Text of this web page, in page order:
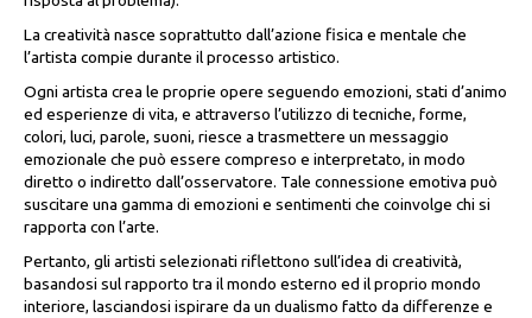
La creatività nasce soprattutto dall’azione fisica e mentale che
l’artista compie durante il processo artistico.
Ogni artista crea le proprie opere seguendo emozioni, stati d’animo
ed esperienze di vita, e attraverso l’utilizzo di tecniche, forme,
colori, luci, parole, suoni, riesce a trasmettere un messaggio
emozionale che può essere compreso e interpretato, in modo
diretto o indiretto dall’osservatore. Tale connessione emotiva può
suscitare una gamma di emozioni e sentimenti che coinvolge chi si
rapporta con l’arte.
Pertanto, gli artisti selezionati riflettono sull’idea di creatività,
basandosi sul rapporto tra il mondo esterno ed il proprio mondo
interiore, lasciandosi ispirare da un dualismo fatto da differenze e